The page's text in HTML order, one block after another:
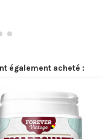
également acheté :